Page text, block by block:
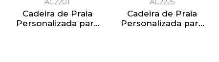
Cadeira de Praia
Personalizada para
Cadeira de Praia
Personalizada para